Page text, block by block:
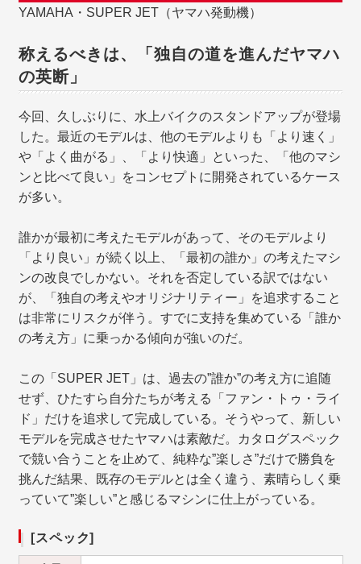
YAMAHA・SUPER JET（ヤマハ発動機）
称えるべきは、「独自の道を進んだヤマハ
の英断」
今回、久しぶりに、水上バイクのスタンドアップが登場
した。最近のモデルは、他のモデルよりも「より速く」
や「よく曲がる」、「より快適」といった、「他のマシ
ンと比べて良い」をコンセプトに開発されているケース
が多い。
誰かが最初に考えたモデルがあって、そのモデルより
「より良い」が続く以上、「最初の誰か」の考えたマシ
ンの改良でしかない。それを否定している訳ではない
が、「独自の考えやオリジナリティー」を追求すること
は非常にリスクが伴う。すでに支持を集めている「誰か
の考え方」に乗っかる傾向が強いのだ。
この「SUPER JET」は、過去の”誰か”の考え方に追随
せず、ひたすら自分たちが考える「ファン・トゥ・ライ
ド」だけを追求して完成している。そうやって、新しい
モデルを完成させたヤマハは素敵だ。カタログスペック
で競い合うことを止めて、純粋な”楽しさ”だけで勝負を
挑んだ結果、既存のモデルとは全く違う、素晴らしく乗
っていて”楽しい”と感じるマシンに仕上がっている。
[スペック]